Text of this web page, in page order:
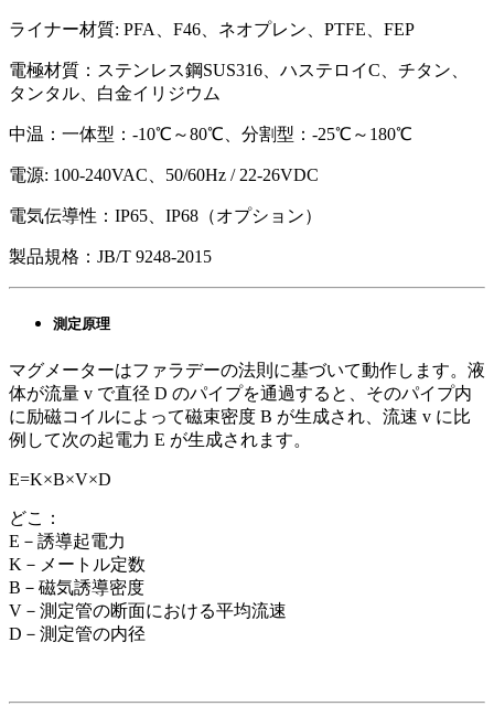
ライナー材質: PFA、F46、ネオプレン、PTFE、FEP
電極材質：ステンレス鋼SUS316、ハステロイC、チタン、
タンタル、白金イリジウム
中温：一体型：-10℃～80℃、分割型：-25℃～180℃
電源: 100-240VAC、50/60Hz / 22-26VDC
電気伝導性：IP65、IP68（オプション）
製品規格：JB/T 9248-2015
測定原理
マグメーターはファラデーの法則に基づいて動作します。液
体が流量 v で直径 D のパイプを通過すると、そのパイプ内
に励磁コイルによって磁束密度 B が生成され、流速 v に比
例して次の起電力 E が生成されます。
E=K×B×V×D
どこ：
E－誘導起電力
K－メートル定数
B－磁気誘導密度
V－測定管の断面における平均流速
D－測定管の内径